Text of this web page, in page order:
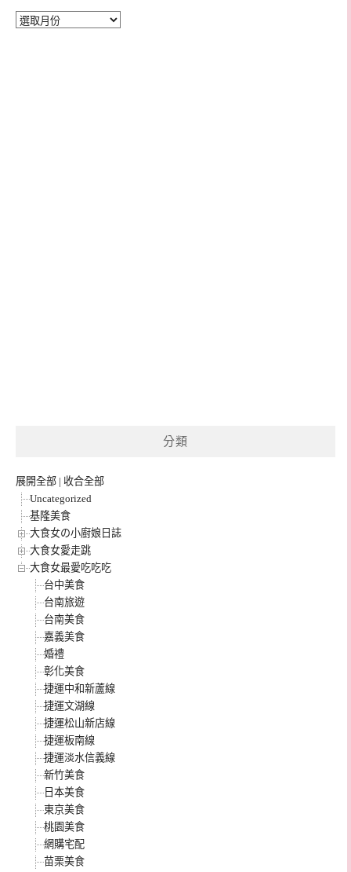
彙
分類
展開全部 | 收合全部
Uncategorized
基隆美食
大食女の小廚娘日誌
大食女愛走跳
大食女最愛吃吃吃
台中美食
台南旅遊
台南美食
嘉義美食
婚禮
彰化美食
捷運中和新蘆線
捷運文湖線
捷運松山新店線
捷運板南線
捷運淡水信義線
新竹美食
日本美食
東京美食
桃園美食
網購宅配
苗栗美食